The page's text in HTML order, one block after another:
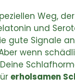
Weg, der
und
gute Signale
wenn
erholsamen